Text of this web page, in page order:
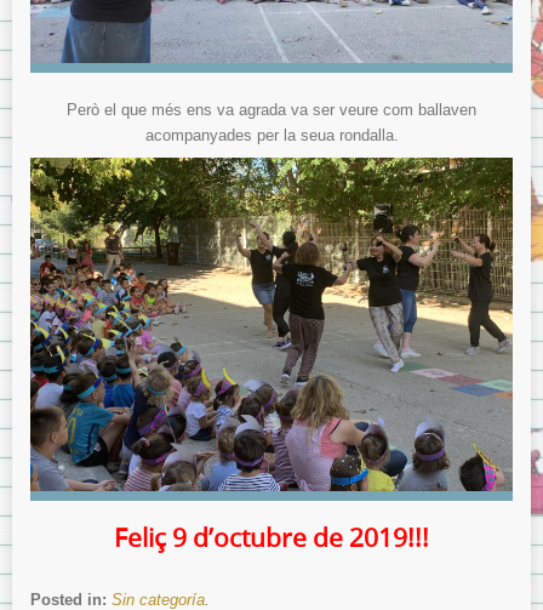
Però el que més ens va agrada va ser veure com ballaven
acompanyades per la seua rondalla.
Feliç 9 d’octubre de 2019!!!
Posted in: Sin categoría